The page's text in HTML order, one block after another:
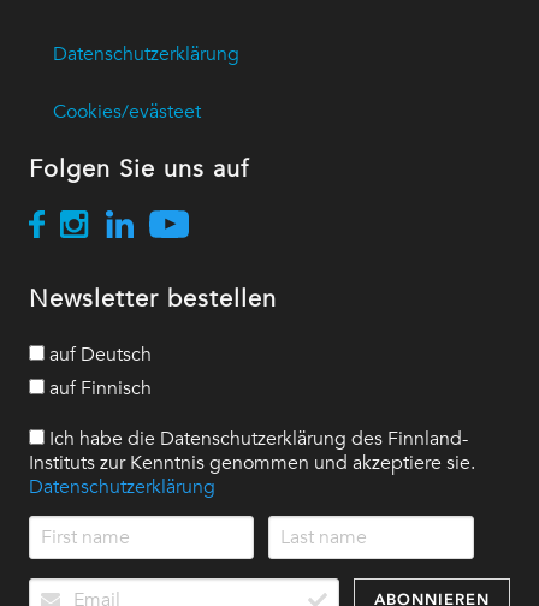
Datenschutzerklärung
Cookies/evästeet
Folgen Sie uns auf
Newsletter bestellen
auf Deutsch
auf Finnisch
Ich habe die Datenschutzerklärung des Finnland-
Instituts zur Kenntnis genommen und akzeptiere sie.
Datenschutzerklärung
ABONNIEREN